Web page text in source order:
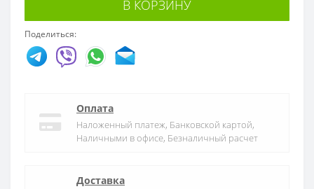
В КОРЗИНУ
Поделиться:
Оплата
Наложенный платеж, Банковской картой,
Наличными в офисе, Безналичный расчет
Доставка